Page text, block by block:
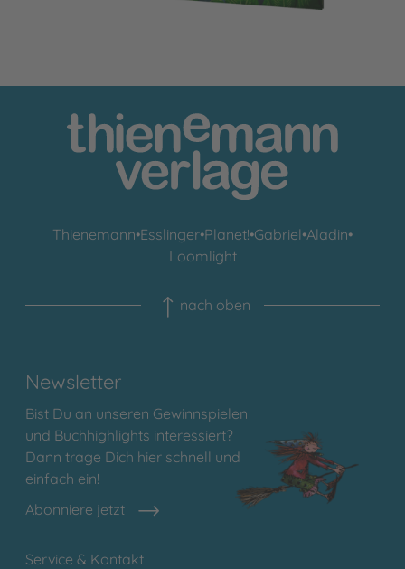
Thienemann•Esslinger•Planet!•Gabriel•Aladin•
Loomlight
nach oben
Newsletter
Bist Du an unseren Gewinnspielen
und Buchhighlights interessiert?
Dann trage Dich hier schnell und
einfach ein!
Abonniere jetzt
Service & Kontakt